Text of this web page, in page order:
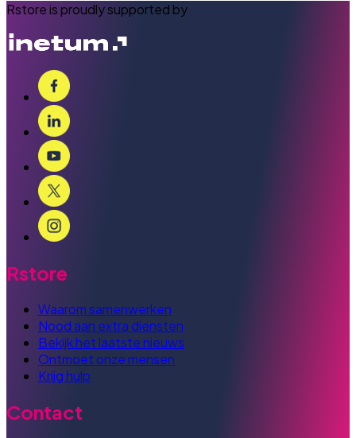
Rstore is proudly supported by
Rstore
Waarom samenwerken
Nood aan extra diensten
Bekijk het laatste nieuws
Ontmoet onze mensen
Krijg hulp
Contact